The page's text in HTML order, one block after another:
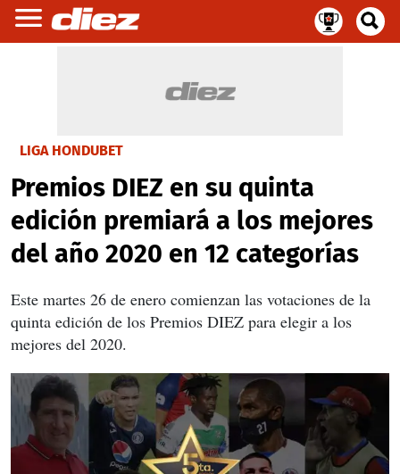
LIGA HONDUBET
Premios DIEZ en su quinta
edición premiará a los mejores
del año 2020 en 12 categorías
Este martes 26 de enero comienzan las votaciones de la
quinta edición de los Premios DIEZ para elegir a los
mejores del 2020.